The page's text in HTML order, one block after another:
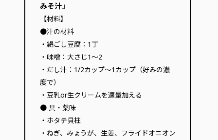
みそ汁」
【材料】
●汁の材料
・絹ごし豆腐：1丁
・味噌：大さじ1〜2
・だし汁：1/2カップ〜1カップ（好みの濃
度で）
・豆乳or生クリームを適量加える
● 具・薬味
・ホタテ貝柱
・ねぎ、みょうが、生姜、フライドオニオン